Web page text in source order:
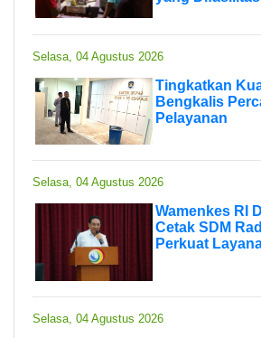
Selasa, 04 Agustus 2026
Tingkatkan
Bengkalis
Pelayanan
Selasa, 04 Agustus 2026
Wamenkes RI
Cetak SDM
Perkuat
Selasa, 04 Agustus 2026